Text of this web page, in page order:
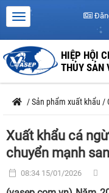
HIỆP HỘI
THỦY SẢN
/Sản phẩm xuất khẩu /
Xuất khẩu cá
chuyển mạnh
08:34 15/01/2026